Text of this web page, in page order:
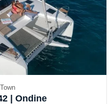
| Ondine